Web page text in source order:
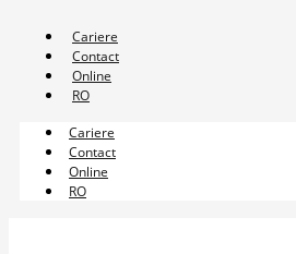
conținut
Cariere
Contact
Online
RO
Cariere
Contact
Online
RO